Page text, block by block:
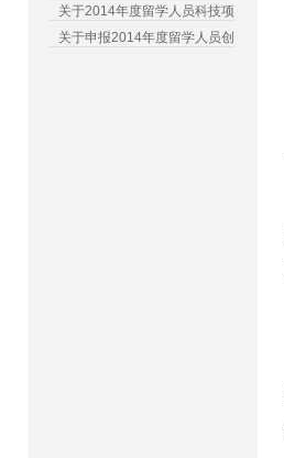
关于2014年度留学人员科技项
关于申报2014年度留学人员创